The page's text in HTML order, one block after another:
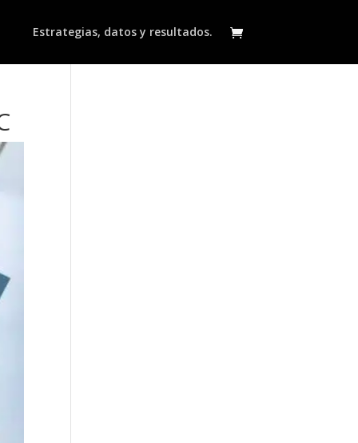
Estrategias, datos y resultados.